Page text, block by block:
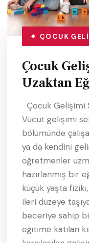
ÇOCUK
Çocuk
Uzaktan
Çocuk Gelişimi
Vücut gelişimi
bölümünde
ya da kendini
öğretmenler
hazırlanmış bir
küçük yaşta
ileri düzeye
beceriye sahip
eğitime katılan